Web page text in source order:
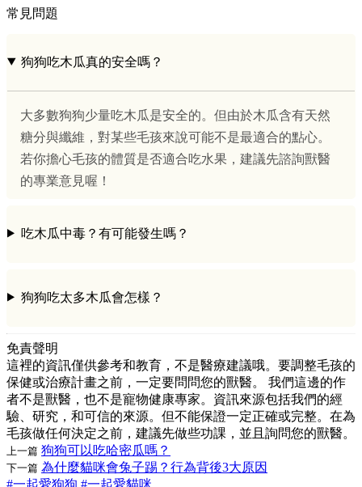
常見問題
狗狗吃木瓜真的安全嗎？
大多數狗狗少量吃木瓜是安全的。但由於木瓜含有天然
糖分與纖維，對某些毛孩來說可能不是最適合的點心。
若你擔心毛孩的體質是否適合吃水果，建議先諮詢獸醫
的專業意見喔！
吃木瓜中毒？有可能發生嗎？
狗狗吃太多木瓜會怎樣？
免責聲明
這裡的資訊僅供參考和教育，不是醫療建議哦。要調整毛孩的
保健或治療計畫之前，一定要問問您的獸醫。 我們這邊的作
者不是獸醫，也不是寵物健康專家。資訊來源包括我們的經
驗、研究，和可信的來源。但不能保證一定正確或完整。在為
毛孩做任何決定之前，建議先做些功課，並且詢問您的獸醫。
上一篇 狗狗可以吃哈密瓜嗎？
下一篇 為什麼貓咪會兔子踢？行為背後3大原因
#一起愛狗狗 #一起愛貓咪